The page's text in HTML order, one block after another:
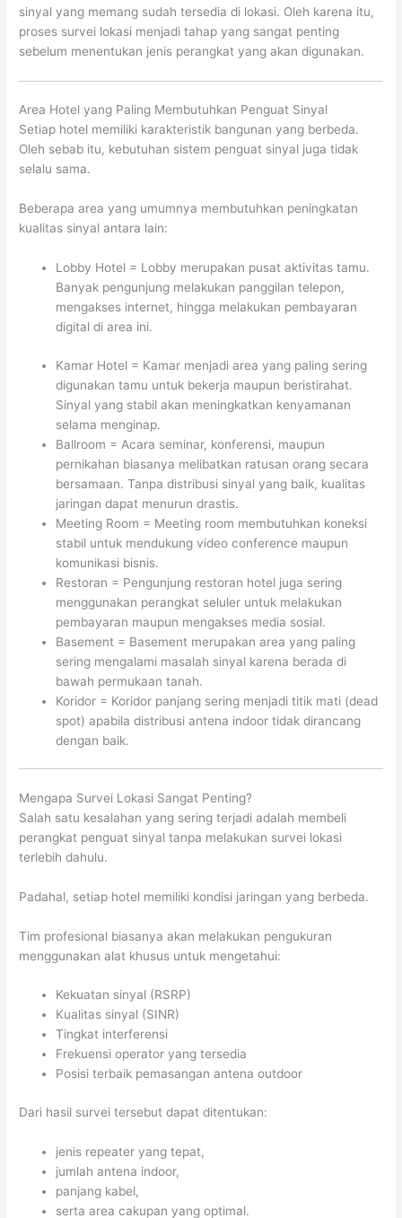
sinyal yang memang sudah tersedia di lokasi. Oleh karena itu,
proses survei lokasi menjadi tahap yang sangat penting
sebelum menentukan jenis perangkat yang akan digunakan.
Area Hotel yang Paling Membutuhkan Penguat Sinyal
Setiap hotel memiliki karakteristik bangunan yang berbeda.
Oleh sebab itu, kebutuhan sistem penguat sinyal juga tidak
selalu sama.
Beberapa area yang umumnya membutuhkan peningkatan
kualitas sinyal antara lain:
Lobby Hotel = Lobby merupakan pusat aktivitas tamu.
Banyak pengunjung melakukan panggilan telepon,
mengakses internet, hingga melakukan pembayaran
digital di area ini.
Kamar Hotel = Kamar menjadi area yang paling sering
digunakan tamu untuk bekerja maupun beristirahat.
Sinyal yang stabil akan meningkatkan kenyamanan
selama menginap.
Ballroom = Acara seminar, konferensi, maupun
pernikahan biasanya melibatkan ratusan orang secara
bersamaan. Tanpa distribusi sinyal yang baik, kualitas
jaringan dapat menurun drastis.
Meeting Room = Meeting room membutuhkan koneksi
stabil untuk mendukung video conference maupun
komunikasi bisnis.
Restoran = Pengunjung restoran hotel juga sering
menggunakan perangkat seluler untuk melakukan
pembayaran maupun mengakses media sosial.
Basement = Basement merupakan area yang paling
sering mengalami masalah sinyal karena berada di
bawah permukaan tanah.
Koridor = Koridor panjang sering menjadi titik mati (dead
spot) apabila distribusi antena indoor tidak dirancang
dengan baik.
Mengapa Survei Lokasi Sangat Penting?
Salah satu kesalahan yang sering terjadi adalah membeli
perangkat penguat sinyal tanpa melakukan survei lokasi
terlebih dahulu.
Padahal, setiap hotel memiliki kondisi jaringan yang berbeda.
Tim profesional biasanya akan melakukan pengukuran
menggunakan alat khusus untuk mengetahui:
Kekuatan sinyal (RSRP)
Kualitas sinyal (SINR)
Tingkat interferensi
Frekuensi operator yang tersedia
Posisi terbaik pemasangan antena outdoor
Dari hasil survei tersebut dapat ditentukan:
jenis repeater yang tepat,
jumlah antena indoor,
panjang kabel,
serta area cakupan yang optimal.